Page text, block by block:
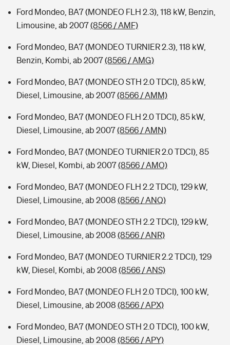
Ford Mondeo, BA7 (MONDEO FLH 2.3), 118 kW, Benzin,
Limousine, ab 2007(8566 / AMF)
Ford Mondeo, BA7 (MONDEO TURNIER 2.3), 118 kW,
Benzin, Kombi, ab 2007(8566 / AMG)
Ford Mondeo, BA7 (MONDEO STH 2.0 TDCI), 85 kW,
Diesel, Limousine, ab 2007(8566 / AMM)
Ford Mondeo, BA7 (MONDEO FLH 2.0 TDCI), 85 kW,
Diesel, Limousine, ab 2007(8566 / AMN)
Ford Mondeo, BA7 (MONDEO TURNIER 2.0 TDCI), 85
kW, Diesel, Kombi, ab 2007(8566 / AMO)
Ford Mondeo, BA7 (MONDEO FLH 2.2 TDCI), 129 kW,
Diesel, Limousine, ab 2008 (8566 / ANQ)
Ford Mondeo, BA7 (MONDEO STH 2.2 TDCI), 129 kW,
Diesel, Limousine, ab 2008 (8566 / ANR)
Ford Mondeo, BA7 (MONDEO TURNIER 2.2 TDCI), 129
kW, Diesel, Kombi, ab 2008 (8566 / ANS)
Ford Mondeo, BA7 (MONDEO FLH 2.0 TDCI), 100 kW,
Diesel, Limousine, ab 2008 (8566 / APX)
Ford Mondeo, BA7 (MONDEO STH 2.0 TDCI), 100 kW,
Diesel, Limousine, ab 2008 (8566 / APY)